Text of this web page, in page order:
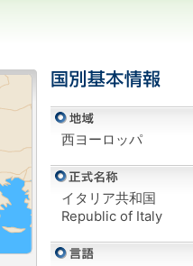
西ヨーロッパ
イタリア共和国
Republic of Italy